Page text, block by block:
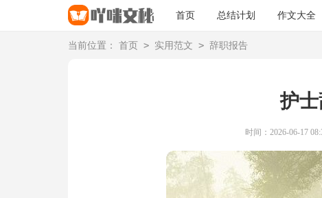
首页 总结计划 作文大全
当前位置： 首页 > 实用范文 > 辞职报告
护
时间：2026-06-17